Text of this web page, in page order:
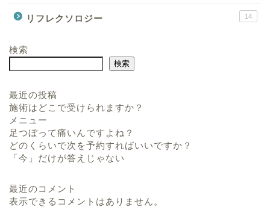
リフレクソロジー 14
検索
検索
最近の投稿
施術はどこで受けられますか？
メニュー
足つぼって痛いんですよね？
どのくらいで次を予約すればいいですか？
「今」だけが答えじゃない
最近のコメント
表示できるコメントはありません。